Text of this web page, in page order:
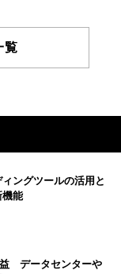
覧
ングツールの活用と
機能
益 データセンターや